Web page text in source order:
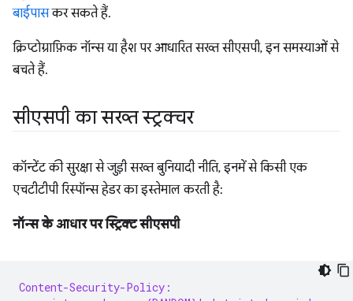
बाईपासकर सकते हैं.
क्रिप्टोग्राफ़िक नॉन्स या हैश पर आधारित सख्त सीएसपी, इन समस्याओं से
बचते हैं.
सीएसपी का सख्त स्ट्रक्चर
कॉन्टेंट की सुरक्षा से जुड़ी सख्त बुनियादी नीति, इनमें से किसी एक
एचटीटीपी रिस्पॉन्स हेडर का इस्तेमाल करती है:
नॉन्स के आधार पर स्ट्रिक्ट सीएसपी
Content-Security-Policy: